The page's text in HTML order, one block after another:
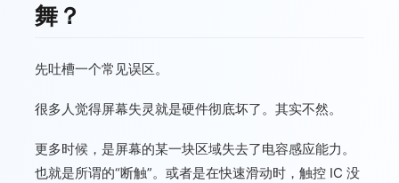
舞？
先吐槽一个常见误区。
很多人觉得屏幕失灵就是硬件彻底坏了。其实不然。
更多时候，是屏幕的某一块区域失去了电容感应能力。
也就是所谓的“断触”。或者是在快速滑动时，触控 IC 没